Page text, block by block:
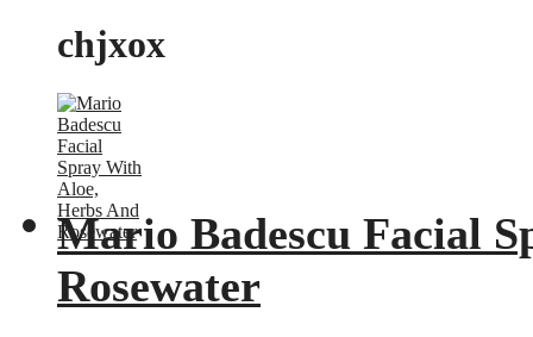
chjxox
Mario Badescu Facial
Rosewater